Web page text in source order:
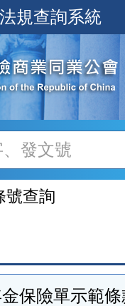
規查詢系統
號查詢
保險單示範